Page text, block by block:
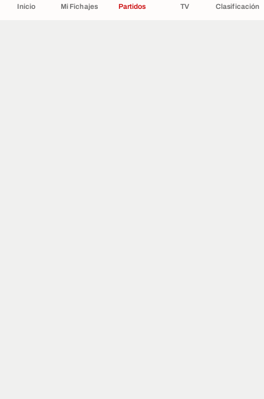
Inicio Mi Fichajes Partidos TV Clasificación